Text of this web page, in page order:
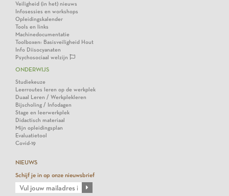
Veiligheid (in het) nieuws
Infosessies en workshops
Opleidingskalender
Tools en links
Machinedocumentatie
Toolboxen: Basisveiligheid Hout
Info Diisocyanaten
Psychosociaal welzijn
ONDERWIJS
Studiekeuze
Leerroutes leren op de werkplek
Duaal Leren / Werkplekleren
Bijscholing / Infodagen
Stage en leerwerkplek
Didactisch materiaal
Mijn opleidingsplan
Evaluatietool
Covid-19
NIEUWS
Schijf je in op onze nieuwsbrief